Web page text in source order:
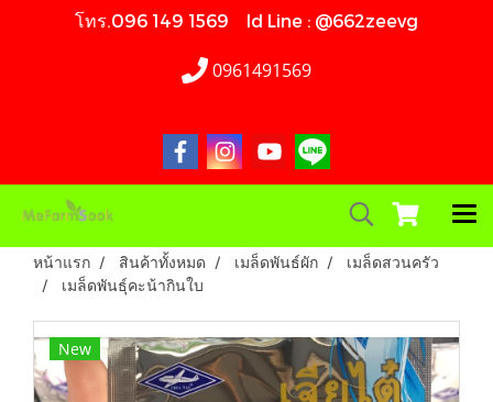
โทร.096 149 1569 Id Line : @662zeevg
0961491569
หน้าแรก สินค้าทั้งหมด เมล็ดพันธ์ผัก
เมล็ดสวนครัว
เมล็ดพันธ์ุคะน้ากินใบ
New